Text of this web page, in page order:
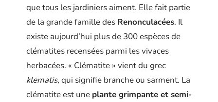
que tous les jardiniers aiment. Elle fait partie
de la grande famille des Renonculacées. Il
existe aujourd’hui plus de 300 espèces de
clématites recensées parmi les vivaces
herbacées. « Clématite » vient du grec
klematis, qui signifie branche ou sarment. La
clématite est une plante grimpante et semi-